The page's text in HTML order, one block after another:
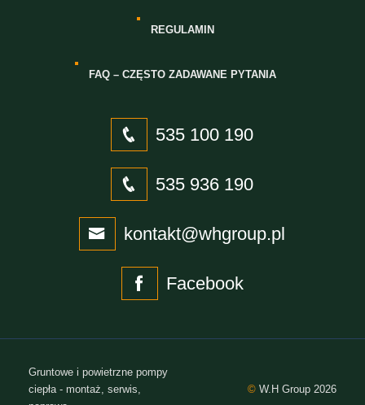
REGULAMIN
FAQ – CZĘSTO ZADAWANE PYTANIA
535 100 190
535 936 190
kontakt@whgroup.pl
Facebook
Gruntowe i powietrzne pompy
ciepła - montaż, serwis,
© W.H Group 2026